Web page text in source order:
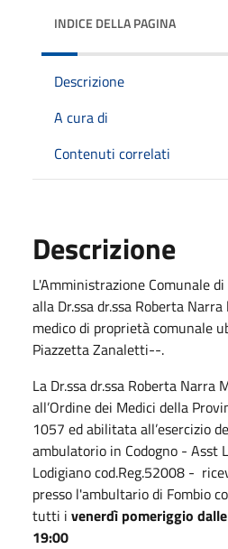
INDICE DELLA PAGINA
Descrizione
A cura di
Contenuti correlati
Descrizione
L'Amministrazione Comunale
alla Dr.ssa dr.ssa Roberta
medico di proprietà comunale
Piazzetta Zanaletti--.
La Dr.ssa dr.ssa Roberta
all’Ordine dei Medici della
1057 ed abilitata all’esercizio
ambulatorio in Codogno - Asst
Lodigiano cod.Reg.52008 -
presso l'ambultario di Fombio
tutti i venerdì pomeriggio
19:00